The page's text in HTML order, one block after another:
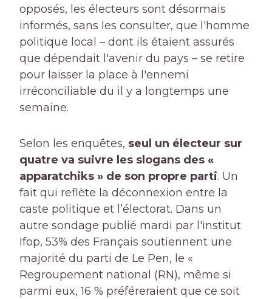
opposés, les électeurs sont désormais
informés, sans les consulter, que l'homme
politique local – dont ils étaient assurés
que dépendait l'avenir du pays – se retire
pour laisser la place à l'ennemi
irréconciliable du il y a longtemps une
semaine.
Selon les enquêtes, seul un électeur sur
quatre va suivre les slogans des «
apparatchiks » de son propre parti. Un
fait qui reflète la déconnexion entre la
caste politique et l’électorat. Dans un
autre sondage publié mardi par l'institut
Ifop, 53% des Français soutiennent une
majorité du parti de Le Pen, le «
Regroupement national (RN), même si
parmi eux, 16 % préféreraient que ce soit